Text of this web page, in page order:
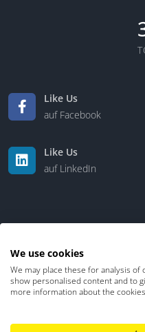
Like Us
auf Facebook
Like Us
auf LinkedIn
We use cookies
We may place these for analysis
show personalised content and to
more information about the